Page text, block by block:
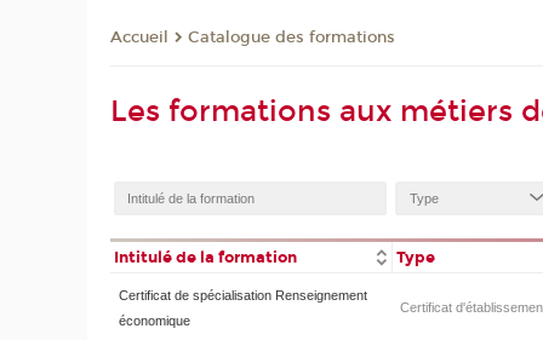
Accueil Catalogue des formations
Les formations aux métiers
Intitulé de la formation Type
Certificat de spécialisation Renseignement
économique
Certificat